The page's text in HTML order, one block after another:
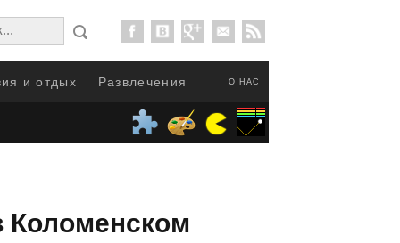
О НАС
и отдых Развлечения
Коломенском